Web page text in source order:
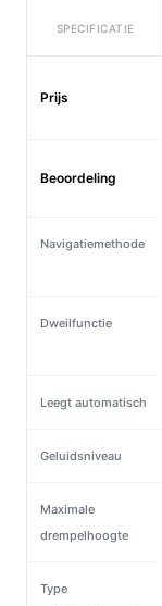
SPECIFICATIE
Prijs
Beoordeling
Navigatiemethode
Dweilfunctie
Leegt automatisch
Geluidsniveau
Maximale
drempelhoogte
Type